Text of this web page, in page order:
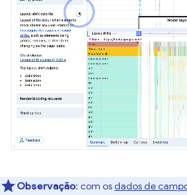
Observação: com osdados de